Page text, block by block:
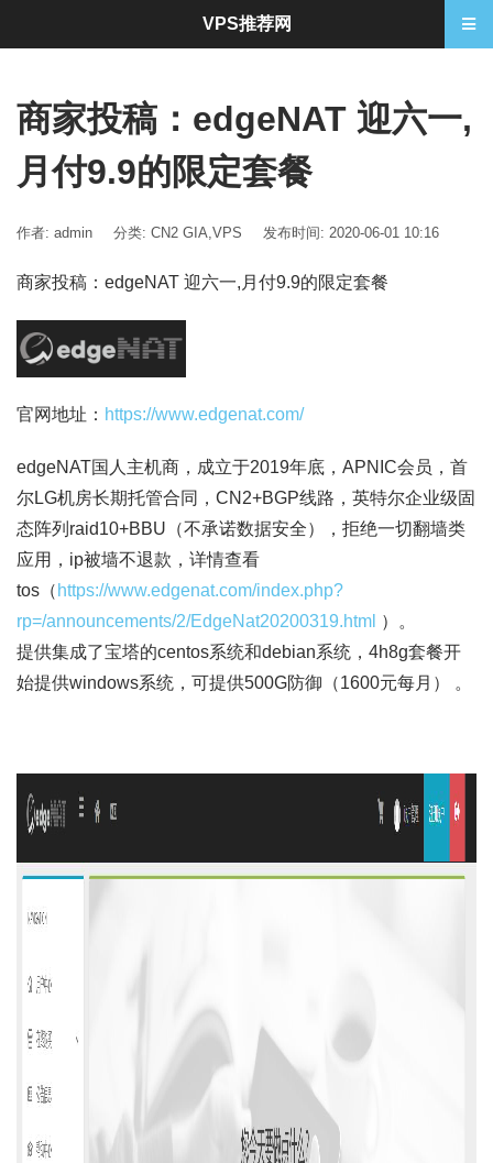
商家投稿：edgeNAT 迎六一,
月付9.9的限定套餐
作者: admin 分类: CN2 GIA,VPS 发布时间: 2020-06-01 10:16
商家投稿：edgeNAT 迎六一,月付9.9的限定套餐
官网地址： https://www.edgenat.com/
edgeNAT国人主机商，成立于2019年底，APNIC会员，首
尔LG机房长期托管合同，CN2+BGP线路，英特尔企业级固
态阵列raid10+BBU（不承诺数据安全），拒绝一切翻墙类
应用，ip被墙不退款，详情查看
tos（ https://www.edgenat.com/index.php?
rp=/announcements/2/EdgeNat20200319.html ）。
提供集成了宝塔的centos系统和debian系统，4h8g套餐开
始提供windows系统，可提供500G防御（1600元每月） 。
VPS推荐网